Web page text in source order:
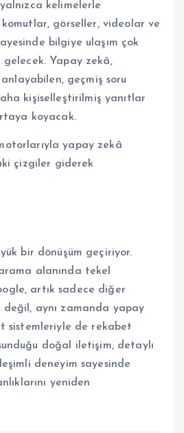
kelimelerle
görseller, videolar ve
bilgiye ulaşım çok
Yapay zekâ,
anlayabilen, geçmiş soru
kişiselleştirilmiş yanıtlar
koyacak.
yapay zekâ
çizgiler giderek
bir dönüşüm geçiriyor.
alanında tekel
artık sadece diğer
aynı zamanda yapay
sistemleriyle de rekabet
doğal iletişim, detaylı
deneyim sayesinde
yeniden